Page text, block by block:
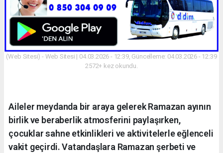
(Web Sitesi) - Web Sitesi | 04.03.2026 - 12:39, Güncelleme: 04.03.2026 - 12:39
2572+ kez okundu.
Aileler meydanda bir araya gelerek Ramazan ayının
birlik ve beraberlik atmosferini paylaşırken,
çocuklar sahne etkinlikleri ve aktivitelerle eğlenceli
vakit geçirdi. Vatandaşlara Ramazan şerbeti ve